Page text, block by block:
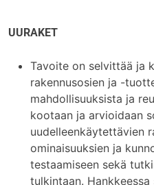
UURAKET
Tavoite on selvittää ja
rakennusosien ja -
mahdollisuuksista ja
kootaan ja arvioidaan
uudelleenkäytettävien
ominaisuuksien ja
testaamiseen sekä
tulkintaan. Hankkeessa